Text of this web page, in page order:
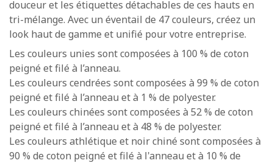
douceur et les étiquettes détachables de ces hauts en
tri-mélange. Avec un éventail de 47 couleurs, créez un
look haut de gamme et unifié pour votre entreprise.
Les couleurs unies sont composées à 100 % de coton
peigné et filé à l’anneau.
Les couleurs cendrées sont composées à 99 % de coton
peigné et filé à l’anneau et à 1 % de polyester.
Les couleurs chinées sont composées à 52 % de coton
peigné et filé à l’anneau et à 48 % de polyester.
Les couleurs athlétique et noir chiné sont composées à
90 % de coton peigné et filé à l'anneau et à 10 % de